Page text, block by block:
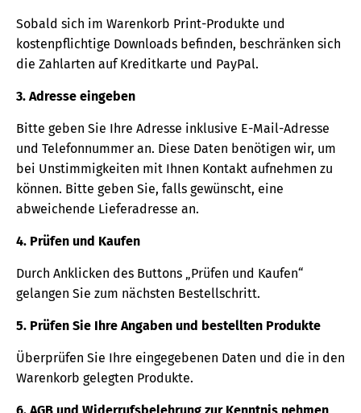
Sobald sich im Warenkorb Print-Produkte und
kostenpflichtige Downloads befinden, beschränken sich
die Zahlarten auf Kreditkarte und PayPal.
3. Adresse eingeben
Bitte geben Sie Ihre Adresse inklusive E-Mail-Adresse
und Telefonnummer an. Diese Daten benötigen wir, um
bei Unstimmigkeiten mit Ihnen Kontakt aufnehmen zu
können. Bitte geben Sie, falls gewünscht, eine
abweichende Lieferadresse an.
4. Prüfen und Kaufen
Durch Anklicken des Buttons „Prüfen und Kaufen“
gelangen Sie zum nächsten Bestellschritt.
5. Prüfen Sie Ihre Angaben und bestellten Produkte
Überprüfen Sie Ihre eingegebenen Daten und die in den
Warenkorb gelegten Produkte.